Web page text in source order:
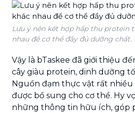
Lưu ý nên kết hợp hấp thu protein
nhau để cơ thể đầy đủ dưỡng chất.
Vậy là bTaskee đã giới thiệu
cây giàu protein, dinh dưỡng
Nguồn đạm thực vật rất
được bổ sung cho cơ thể. Hy
những thông tin hữu ích, góp